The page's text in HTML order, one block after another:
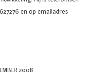
en op emailadres
2008